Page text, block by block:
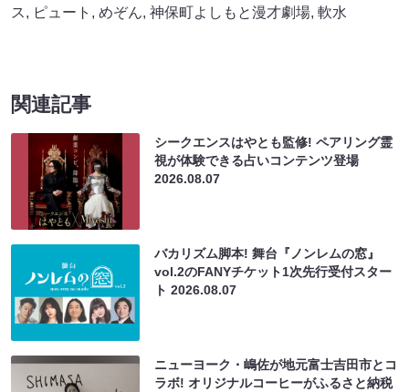
ス, ピュート , めぞん, 神保町よしもと漫才劇場, 軟水
関連記事
シークエンスはやとも監修! ペアリング霊
視が体験できる占いコンテンツ登場
2026.08.07
バカリズム脚本! 舞台『ノンレムの窓』
vol.2のFANYチケット1次先行受付スター
ト2026.08.07
ニューヨーク・嶋佐が地元富士吉田市とコ
ラボ! オリジナルコーヒーがふるさと納税